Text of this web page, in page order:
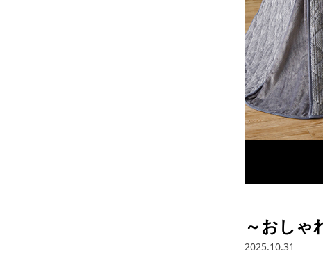
～おしゃ
2025.10.31